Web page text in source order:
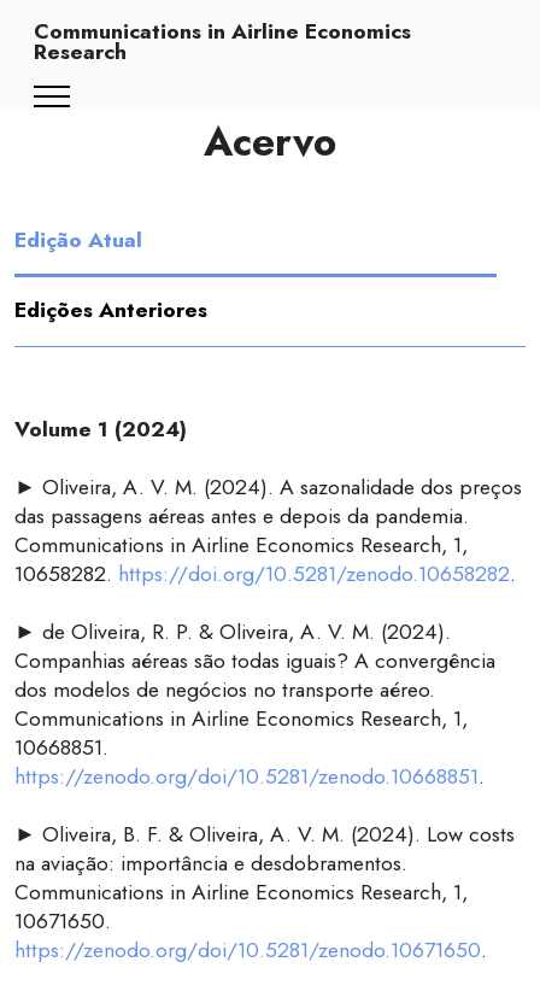
Communications in Airline Economics
Research
Acervo
Edição Atual
Edições Anteriores
Volume 1 (2024)
► Oliveira, A. V. M. (2024). A sazonalidade dos preços
das passagens aéreas antes e depois da pandemia.
Communications in Airline Economics Research, 1,
10658282. https://doi.org/10.5281/zenodo.10658282.
► de Oliveira, R. P. & Oliveira, A. V. M. (2024).
Companhias aéreas são todas iguais? A convergência
dos modelos de negócios no transporte aéreo.
Communications in Airline Economics Research, 1,
10668851.
https://zenodo.org/doi/10.5281/zenodo.10668851.
► Oliveira, B. F. & Oliveira, A. V. M. (2024). Low costs
na aviação: importância e desdobramentos.
Communications in Airline Economics Research, 1,
10671650.
https://zenodo.org/doi/10.5281/zenodo.10671650.